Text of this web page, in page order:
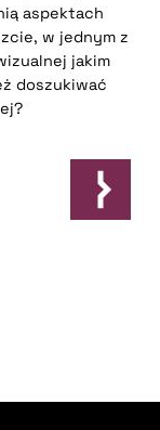
aspektach
w jednym z
jakim
doszukiwać